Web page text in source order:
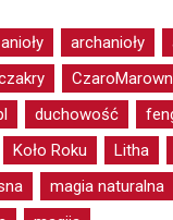
anioły archanioły
duchowość
Koło Roku Litha
magia naturalna